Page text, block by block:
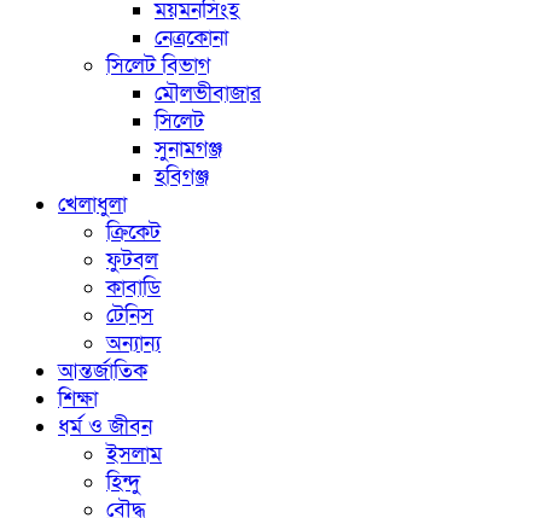
ময়মনসিংহ
নেত্রকোনা
সিলেট বিভাগ
মৌলভীবাজার
সিলেট
সুনামগঞ্জ
হবিগঞ্জ
খেলাধুলা
ক্রিকেট
ফুটবল
কাবাডি
টেনিস
অন্যান্য
আন্তর্জাতিক
শিক্ষা
ধর্ম ও জীবন
ইসলাম
হিন্দু
বৌদ্ধ